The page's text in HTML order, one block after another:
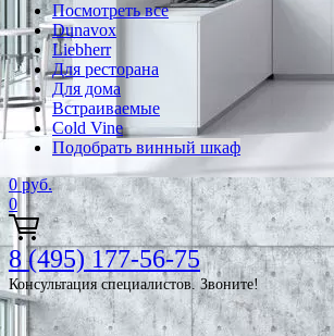
Посмотреть все
Dunavox
Liebherr
Для ресторана
Для дома
Встраиваемые
Cold Vine
Подобрать винный шкаф
0 руб.
0
8 (495) 177-56-75
Консультация специалистов. Звоните!